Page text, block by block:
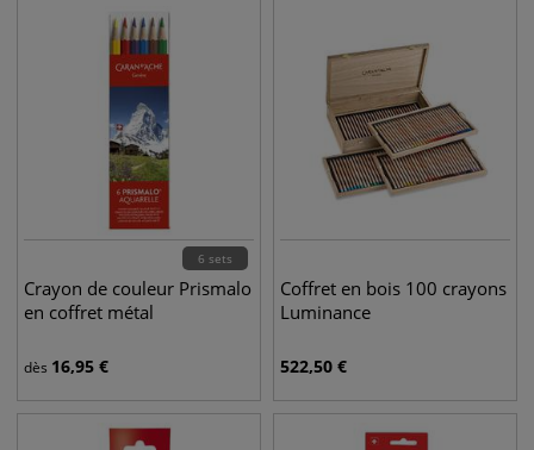
6 sets
Crayon de couleur Prismalo
en coffret métal
dès 16,95 €
Coffret en bois 100 crayons
Luminance
522,50 €